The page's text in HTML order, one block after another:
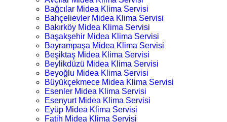
Bağcılar Midea Klima Servisi
Bahçelievler Midea Klima Servisi
Bakırköy Midea Klima Servisi
Başakşehir Midea Klima Servisi
Bayrampaşa Midea Klima Servisi
Beşiktaş Midea Klima Servisi
Beylikdüzü Midea Klima Servisi
Beyoğlu Midea Klima Servisi
Büyükçekmece Midea Klima Servisi
Esenler Midea Klima Servisi
Esenyurt Midea Klima Servisi
Eyüp Midea Klima Servisi
Fatih Midea Klima Servisi